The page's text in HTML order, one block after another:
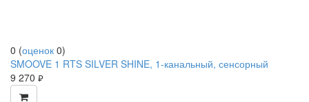
0 (оценок 0)
SMOOVE 1 RTS SILVER SHINE, 1-канальный, сенсорный
9 270 руб.